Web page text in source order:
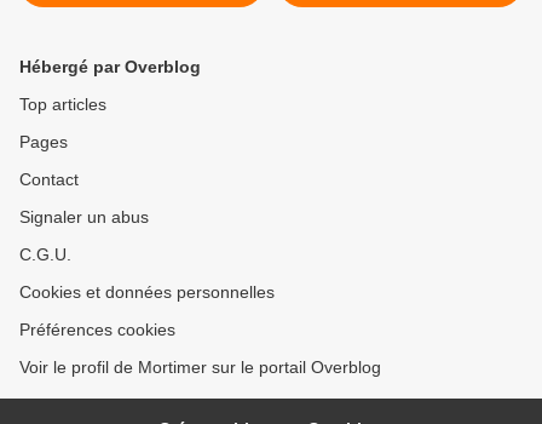
Hébergé par Overblog
Top articles
Pages
Contact
Signaler un abus
C.G.U.
Cookies et données personnelles
Préférences cookies
Voir le profil de Mortimer sur le portail Overblog